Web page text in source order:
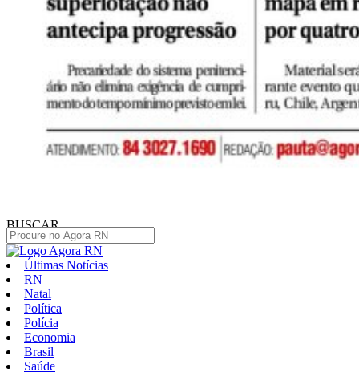
BUSCAR
Últimas Notícias
RN
Natal
Política
Polícia
Economia
Brasil
Saúde